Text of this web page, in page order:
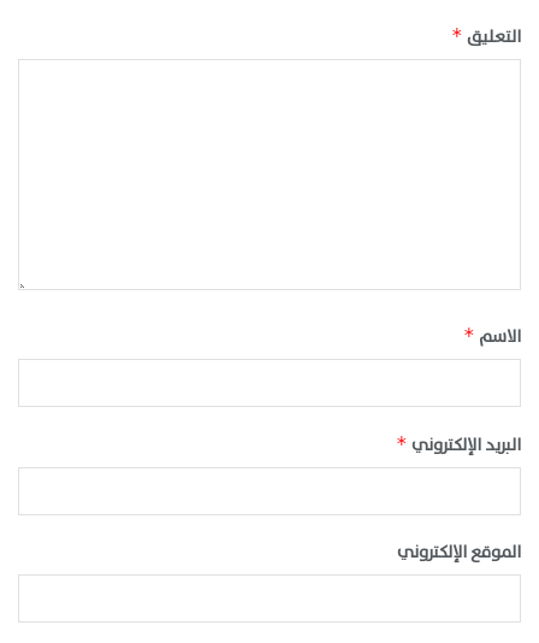
التعليق *
الاسم *
البريد الإلكتروني *
الموقع الإلكتروني